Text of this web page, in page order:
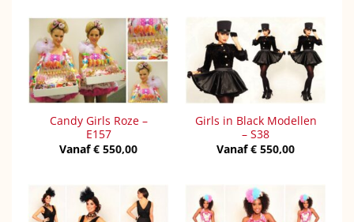
Candy Girls Roze –
E157
Vanaf€ 550,00
Girls in Black Modellen
– S38
Vanaf€ 550,00